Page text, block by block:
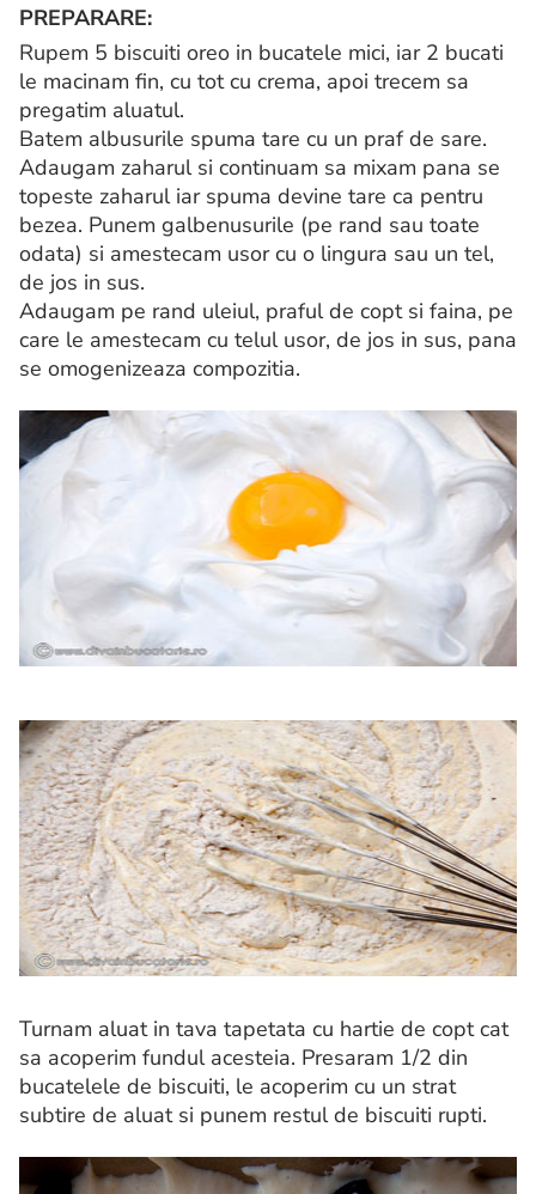
PREPARARE:
Rupem 5 biscuiti oreo in bucatele mici, iar 2 bucati
le macinam fin, cu tot cu crema, apoi trecem sa
pregatim aluatul.
Batem albusurile spuma tare cu un praf de sare.
Adaugam zaharul si continuam sa mixam pana se
topeste zaharul iar spuma devine tare ca pentru
bezea. Punem galbenusurile (pe rand sau toate
odata) si amestecam usor cu o lingura sau un tel,
de jos in sus.
Adaugam pe rand uleiul, praful de copt si faina, pe
care le amestecam cu telul usor, de jos in sus, pana
se omogenizeaza compozitia.
Turnam aluat in tava tapetata cu hartie de copt cat
sa acoperim fundul acesteia. Presaram 1/2 din
bucatelele de biscuiti, le acoperim cu un strat
subtire de aluat si punem restul de biscuiti rupti.